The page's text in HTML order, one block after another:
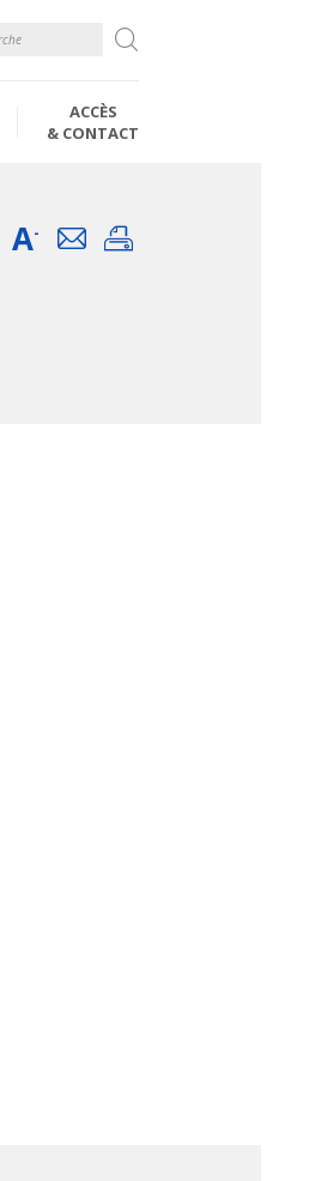
ACCÈS
& CONTACT
A- EmailImprimer